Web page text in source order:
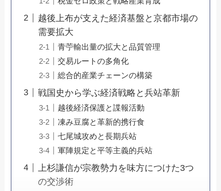
越後上布が支えた経済基盤と京都市場の
需要拡大
青苧輸出量の拡大と品質管理
交易ルートの多角化
総合的産業チェーンの構築
戦国史から学ぶ経済戦略と兵站革新
越後経済保護と諜報活動
凍み豆腐と革新的携行食
七尾城攻めと長期兵站
軍陣規定と平等主義的兵站
上杉謙信が宗教勢力を味方につけた3つ
の交渉術